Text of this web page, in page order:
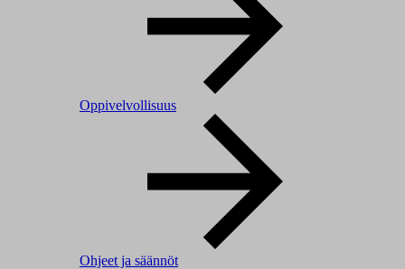
Oppivelvollisuus
Ohjeet ja säännöt